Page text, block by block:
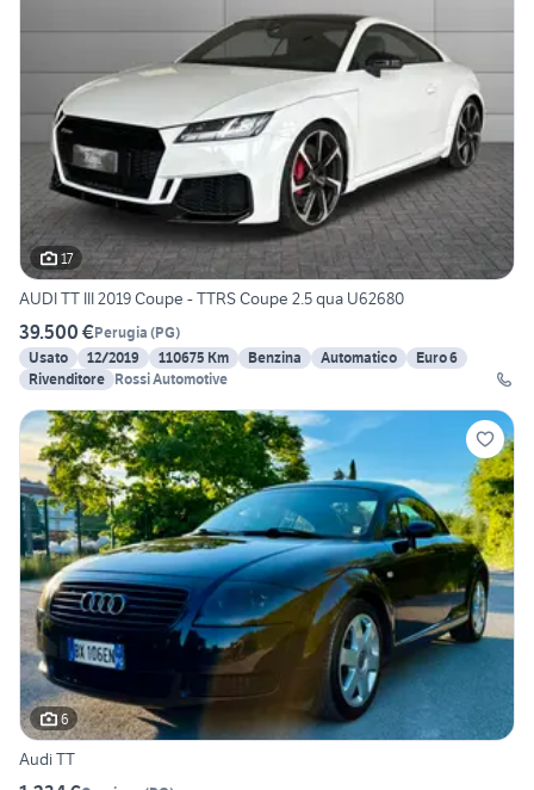
17
AUDI TT III 2019 Coupe - TTRS Coupe 2.5 qua U62680
39.500 €Perugia (PG)
Usato
12/2019 110675 Km Benzina Automatico
Euro 6
Rivenditore Rossi Automotive
6
Audi TT